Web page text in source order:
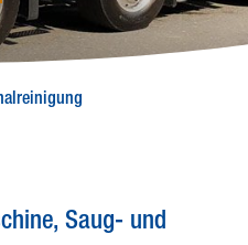
Saug- und